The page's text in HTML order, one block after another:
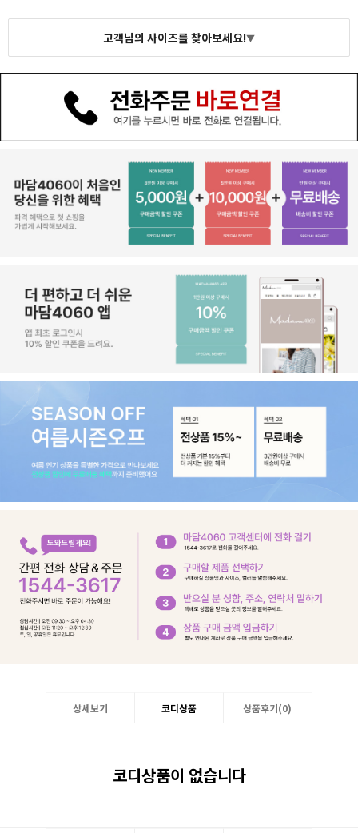
고객님의 사이즈를 찾아보세요!▼
상세보기 코디상품 상품후기(0)
코디상품이 없습니다